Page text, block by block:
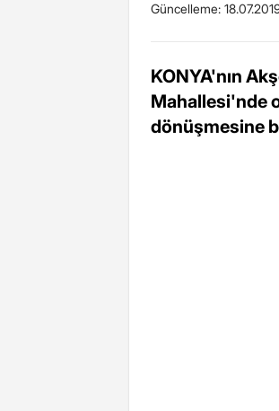
Güncelleme:
KONYA'nın
Mahallesi'nde
dönüşmesine